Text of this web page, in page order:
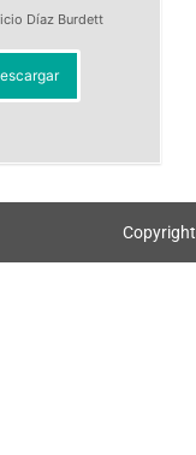
Díaz Burdett